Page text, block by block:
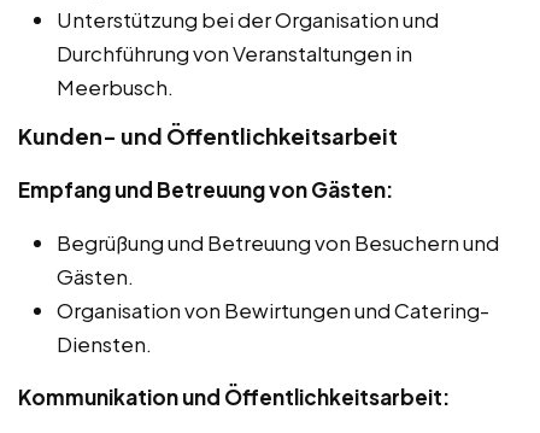
Unterstützung bei der Organisation und
Durchführung von Veranstaltungen in
Meerbusch.
Kunden- und Öffentlichkeitsarbeit
Empfang und Betreuung von Gästen:
Begrüßung und Betreuung von Besuchern und
Gästen.
Organisation von Bewirtungen und Catering-
Diensten.
Kommunikation und Öffentlichkeitsarbeit: